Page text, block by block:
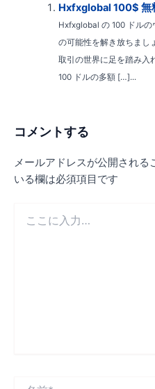
Hxfxglobal 100$ 無
Hxfxglobal の 100 ドル
の可能性を解き放ちまし
取引の世界に足を踏み入
100 ドルの多額 […]...
コメントする
メールアドレスが公開される
いる欄は必須項目です